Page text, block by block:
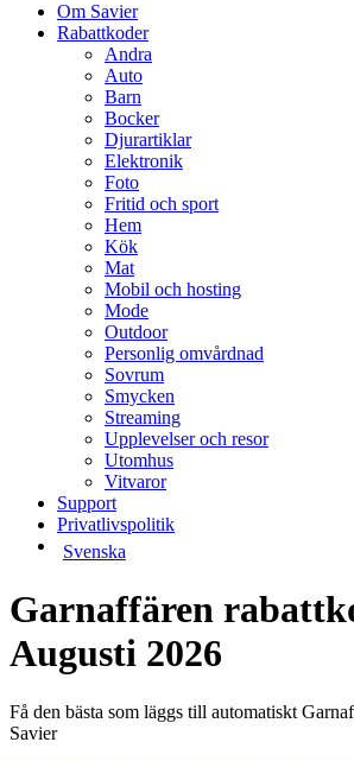
Om Savier
Rabattkoder
Andra
Auto
Barn
Bocker
Djurartiklar
Elektronik
Foto
Fritid och sport
Hem
Kök
Mat
Mobil och hosting
Mode
Outdoor
Personlig omvårdnad
Sovrum
Smycken
Streaming
Upplevelser och resor
Utomhus
Vitvaror
Support
Privatlivspolitik
Svenska
Garnaffären
Augusti 2026
Få den bästa som läggs till automatiskt
Savier